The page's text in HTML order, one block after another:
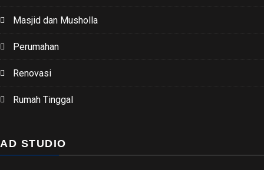
Masjid dan Musholla
Perumahan
Renovasi
Rumah Tinggal
AD STUDIO